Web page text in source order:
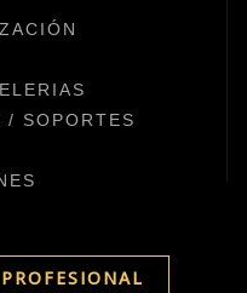
/ SOPORTES